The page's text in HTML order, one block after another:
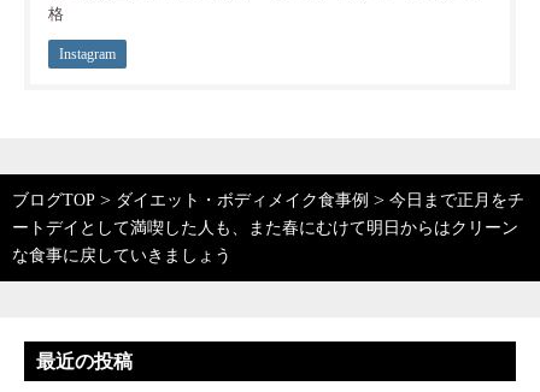
格
Instagram
ブログTOP > ダイエット・ボディメイク食事例 > 今日まで正月をチ
ートデイとして満喫した人も、また春にむけて明日からはクリーン
な食事に戻していきましょう
最近の投稿